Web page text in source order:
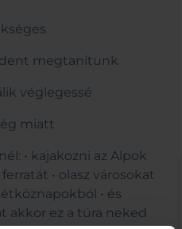
megtanítunk
véglegessé
miatt
• kajakozni az Alpok
• olasz városokat
• és
akkor ez a túra neked